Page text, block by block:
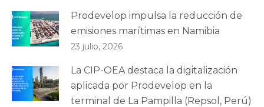
Prodevelop impulsa la reducción de
emisiones marítimas en Namibia
23 julio, 2026
La CIP-OEA destaca la digitalización
aplicada por Prodevelop en la
terminal de La Pampilla (Repsol, Perú)